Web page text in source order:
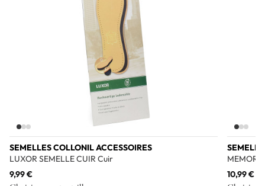
SEMELLES COLLONIL ACCESSOIRES
LUXOR SEMELLE CUIR Cuir
9,99 €
10,99 €